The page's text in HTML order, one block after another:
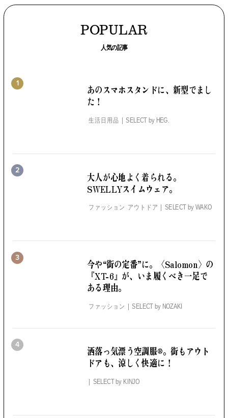
POPULAR
人気の記事
1 あのスマホスタンドに、新型でまし
た！
生活日用品 SELECT by HEG.
2
大人が心地よく着られる。
SWELLYスイムウェア。
ファッション アウトドア SELECT by WAKO
3 今や“街の定番”に。
〈Salomon〉の
『XT-6』が、いま履くべき一足で
ある理由。
ファッション SELECT by NOZAKI
4 洒落っ気漂う空調服®。街もアウト
ドアも、涼しく快適に！
SELECT by KINJO